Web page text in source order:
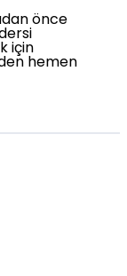
önce
için
hemen